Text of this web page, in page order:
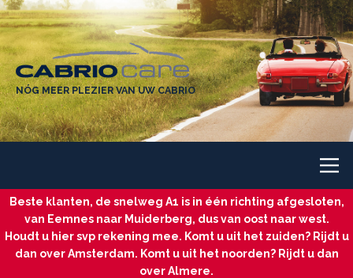
NÓG MEER PLEZIER VAN UW CABRIO
Beste klanten, de snelweg A1 is in één richting afgesloten,
van Eemnes naar Muiderberg, dus van oost naar west.
Houdt u hier svp rekening mee. Komt u uit het zuiden? Rijdt u
dan over Amsterdam. Komt u uit het noorden? Rijdt u dan
over Almere.